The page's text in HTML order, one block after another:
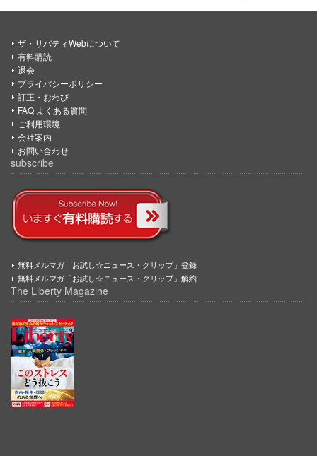
ザ・リバティWebについて
有料購読
退会
プライバシーポリシー
訂正・おわび
FAQ よくある質問
ご利用環境
会社案内
お問い合わせ
subscribe
無料メルマガ「お試し☆ニュース・クリップ」登録
無料メルマガ「お試し☆ニュース・クリップ」解約
The Liberty Magazine